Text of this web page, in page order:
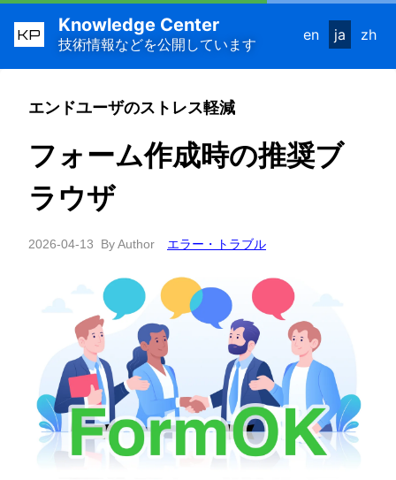
KP Knowledge Center
技術情報などを公開しています
en ja zh
エンドユーザのストレス軽減
フォーム作成時の推奨ブ
ラウザ
2026-04-13 By Author エラー・トラブル